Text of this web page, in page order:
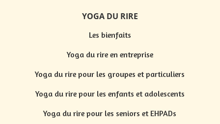
YOGA DU RIRE
Les bienfaits
Yoga du rire en entreprise
Yoga du rire pour les groupes et particuliers
Yoga du rire pour les enfants et adolescents
Yoga du rire pour les seniors et EHPADs